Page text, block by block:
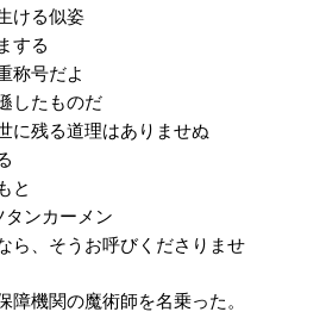
ける似姿
する
称号だよ
したものだ
に残る道理はありませぬ
と
ンカーメン
ら、そうお呼びくださりませ
障機関の魔術師を名乗った。